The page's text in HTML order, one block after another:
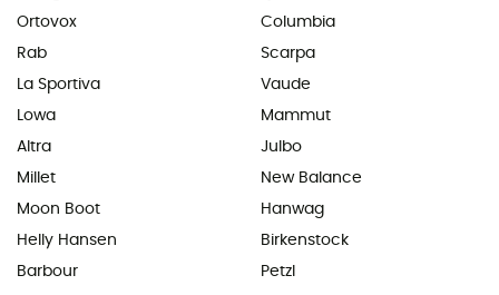
Ortovox
Rab
La Sportiva
Lowa
Altra
Millet
Moon Boot
Helly Hansen
Barbour
Columbia
Scarpa
Vaude
Mammut
Julbo
New Balance
Hanwag
Birkenstock
Petzl